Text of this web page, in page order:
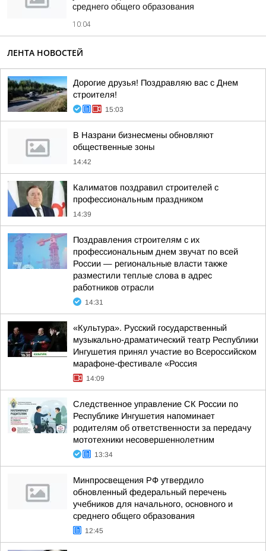
среднего общего образования
10:04
ЛЕНТА НОВОСТЕЙ
Дорогие друзья! Поздравляю вас с Днем
строителя!
15:03
В Назрани бизнесмены обновляют
общественные зоны
14:42
Калиматов поздравил строителей с
профессиональным праздником
14:39
Поздравления строителям с их
профессиональным днем звучат по всей
России — региональные власти также
разместили теплые слова в адрес
работников отрасли
14:31
«Культура». Русский государственный
музыкально-драматический театр Республики
Ингушетия принял участие во Всероссийском
марафоне-фестивале «Россия
14:09
Следственное управление СК России по
Республике Ингушетия напоминает
родителям об ответственности за передачу
мототехники несовершеннолетним
13:34
Минпросвещения РФ утвердило
обновленный федеральный перечень
учебников для начального, основного и
среднего общего образования
12:45